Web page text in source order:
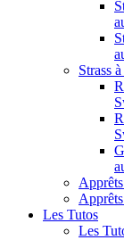
Strass
Les Tutos
Les